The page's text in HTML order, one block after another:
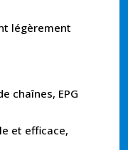
légèrement
chaînes, EPG
et efficace,